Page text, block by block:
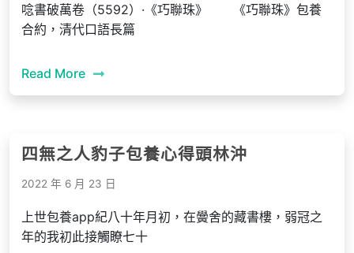
唸書破萬卷（5592）·《巧聯珠》 《巧聯珠》包養
合約，清代口語長篇
Read More
四無之人豹子包養心得頭林沖
2022 年 6 月 23 日
上世包養app紀八十年月初，在黌舍的藏書樓，弱冠之
年的我初此接觸瞭七十